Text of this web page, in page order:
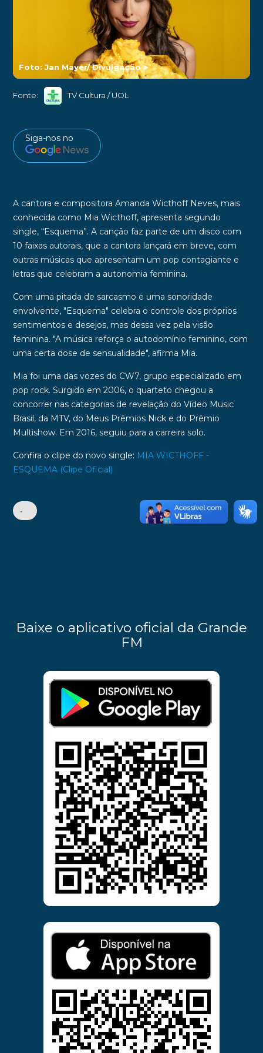
Foto: Jan Mayer/ Divulgação►
Fonte: TV Cultura / UOL
Siga-nos no
A cantora e compositora Amanda Wicthoff Neves, mais
conhecida como Mia Wicthoff, apresenta segundo
single, “Esquema”. A canção faz parte de um disco com
10 faixas autorais, que a cantora lançará em breve, com
outras músicas que apresentam um pop contagiante e
letras que celebram a autonomia feminina.
Com uma pitada de sarcasmo e uma sonoridade
envolvente, " Esquema" celebra o controle dos próprios
sentimentos e desejos, mas dessa vez pela visão
feminina. "A música reforça o autodomínio feminino, com
uma certa dose de sensualidade", afirma Mia.
Mia foi uma das vozes do CW7, grupo especializado em
pop rock. Surgido em 2006, o quarteto chegou a
concorrer nas categorias de revelação do Vídeo Music
Brasil, da MTV, do Meus Prêmios Nick e do Prêmio
Multishow. Em 2016, seguiu para a carreira solo.
Confira o clipe do novo single: MIA WICTHOFF -
ESQUEMA (Clipe Oficial)
•
Baixe o aplicativo oficial da Grande
FM